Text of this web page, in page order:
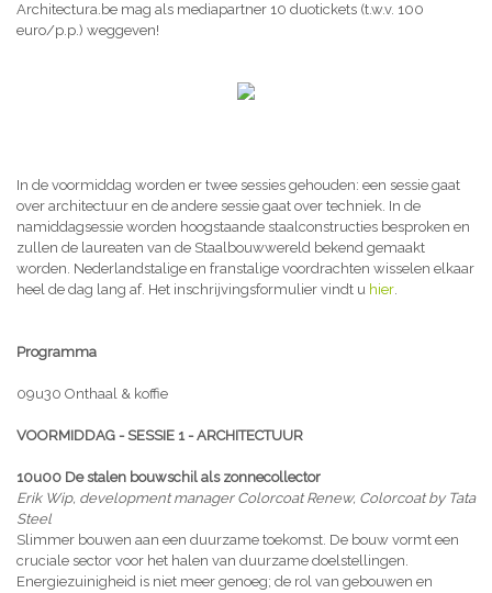
Architectura.be mag als mediapartner 10 duotickets (t.w.v. 100
euro/p.p.) weggeven!
In de voormiddag worden er twee sessies gehouden: een sessie gaat
over architectuur en de andere sessie gaat over techniek. In de
namiddagsessie worden hoogstaande staalconstructies besproken en
zullen de laureaten van de Staalbouwwereld bekend gemaakt
worden. Nederlandstalige en franstalige voordrachten wisselen elkaar
heel de dag lang af. Het inschrijvingsformulier vindt u hier.
Programma
09u30 Onthaal & koffie
VOORMIDDAG - SESSIE 1 - ARCHITECTUUR
10u00 De stalen bouwschil als zonnecollector
Erik Wip, development manager Colorcoat Renew, Colorcoat by Tata
Steel
Slimmer bouwen aan een duurzame toekomst. De bouw vormt een
cruciale sector voor het halen van duurzame doelstellingen.
Energiezuinigheid is niet meer genoeg; de rol van gebouwen en